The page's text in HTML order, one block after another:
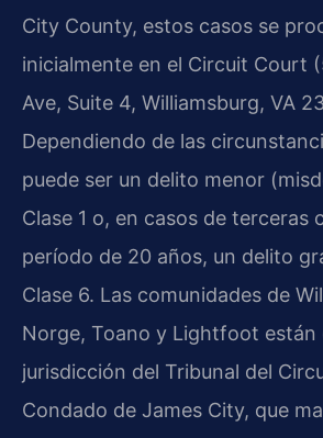
City County, estos casos se
inicialmente en el Circuit Court
Ave, Suite 4, Williamsburg, VA
Dependiendo de las
puede ser un delito menor
Clase 1 o, en casos de terceras
período de 20 años, un delito
Clase 6. Las comunidades de
Norge, Toano y Lightfoot están
jurisdicción del Tribunal del
Condado de James City, que